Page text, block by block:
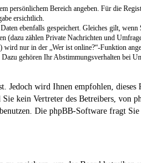
persönlichem Bereich angeben. Für die
ersichtlich.
ebenfalls gespeichert. Gleiches gilt,
zählen Private Nachrichten und
nur in der „Wer ist online?“-Funktion
gehören Ihr Abstimmungsverhalten bei
Jedoch wird Ihnen empfohlen,
kein Vertreter des Betreibers,
Die phpBB-Software fragt